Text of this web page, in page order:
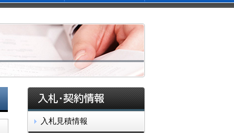
入札見積情報